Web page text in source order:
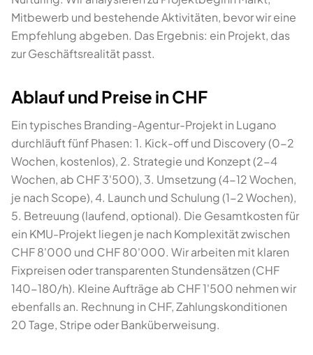
Mitbewerb und bestehende Aktivitäten, bevor wir eine
Empfehlung abgeben. Das Ergebnis: ein Projekt, das
zur Geschäftsrealität passt.
Ablauf und Preise in CHF
Ein typisches Branding-Agentur-Projekt in Lugano
durchläuft fünf Phasen: 1. Kick-off und Discovery (0-2
Wochen, kostenlos), 2. Strategie und Konzept (2-4
Wochen, ab CHF 3'500), 3. Umsetzung (4-12 Wochen,
je nach Scope), 4. Launch und Schulung (1-2 Wochen),
5. Betreuung (laufend, optional). Die Gesamtkosten für
ein KMU-Projekt liegen je nach Komplexität zwischen
CHF 8'000 und CHF 80'000. Wir arbeiten mit klaren
Fixpreisen oder transparenten Stundensätzen (CHF
140-180/h). Kleine Aufträge ab CHF 1'500 nehmen wir
ebenfalls an. Rechnung in CHF, Zahlungskonditionen
20 Tage, Stripe oder Banküberweisung.